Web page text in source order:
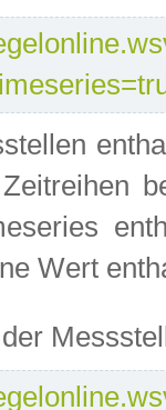
Wert